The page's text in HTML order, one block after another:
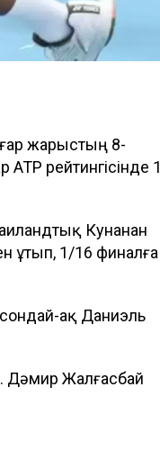
жарыстың 8-
рейтингісінде 1
Кунанан
ұтып, 1/16 финалға
ақ Даниэль
Дәмир Жалғасбай